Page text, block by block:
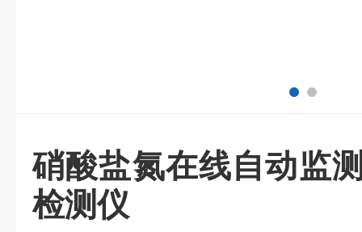
硝酸盐氮在线自动监
检测仪